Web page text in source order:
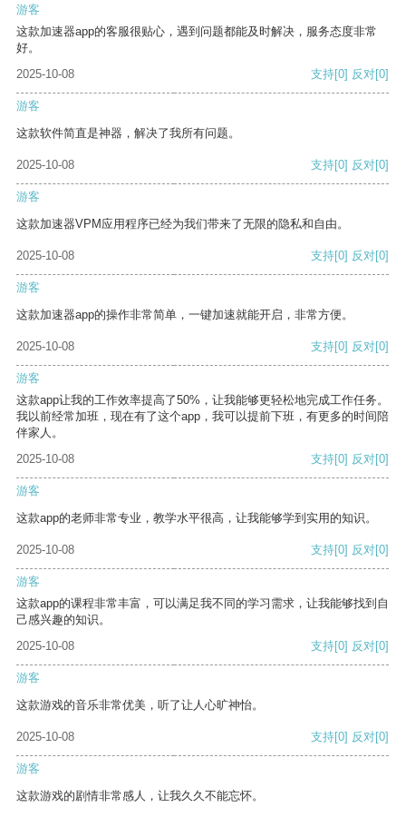
游客
这款加速器app的客服很贴心，遇到问题都能及时解决，服务态度非常
好。
2025-10-08
支持[0] 反对[0]
游客
这款软件简直是神器，解决了我所有问题。
2025-10-08 支持[0] 反对[0]
游客
这款加速器VPM应用程序已经为我们带来了无限的隐私和自由。
2025-10-08 支持[0] 反对[0]
游客
这款加速器app的操作非常简单，一键加速就能开启，非常方便。
2025-10-08 支持[0] 反对[0]
游客
这款app让我的工作效率提高了50%，让我能够更轻松地完成工作任务。
我以前经常加班，现在有了这个app，我可以提前下班，有更多的时间陪
伴家人。
2025-10-08
支持[0] 反对[0]
游客
这款app的老师非常专业，教学水平很高，让我能够学到实用的知识。
2025-10-08 支持[0] 反对[0]
游客
这款app的课程非常丰富，可以满足我不同的学习需求，让我能够找到自
己感兴趣的知识。
2025-10-08
支持[0] 反对[0]
游客
这款游戏的音乐非常优美，听了让人心旷神怡。
2025-10-08 支持[0] 反对[0]
游客
这款游戏的剧情非常感人，让我久久不能忘怀。